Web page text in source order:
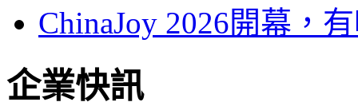
ChinaJoy 2026開幕，
企業快訊